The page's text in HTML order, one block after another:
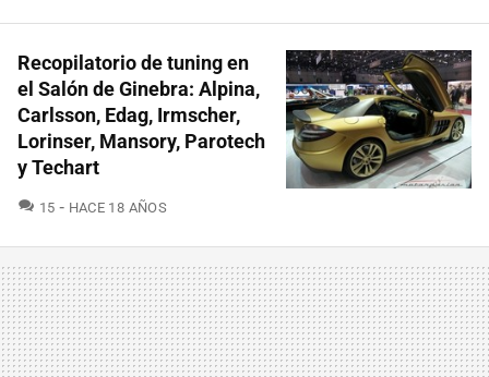
Recopilatorio de tuning en
el Salón de Ginebra: Alpina,
Carlsson, Edag, Irmscher,
Lorinser, Mansory, Parotech
y Techart
15 COMENTARIOS
HACE 18 AÑOS